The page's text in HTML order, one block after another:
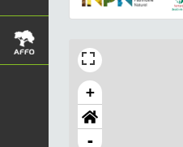
+
-